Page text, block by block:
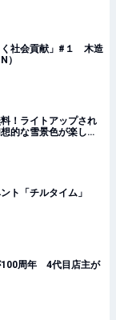
く社会貢献」#１ 木造
）
！ライトアップされ
的な雪景色が楽しめ
心を～
ト「チルタイム」
100周年 4代目店主が